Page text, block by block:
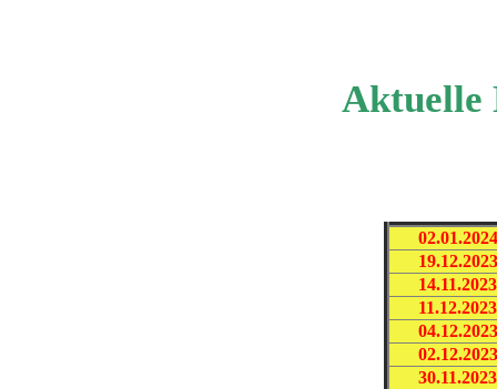
Aktuelle
02.01.2024
19.12.2023
14.11.2023
11.12.2023
04.12.2023
02.12.2023
30.11.2023